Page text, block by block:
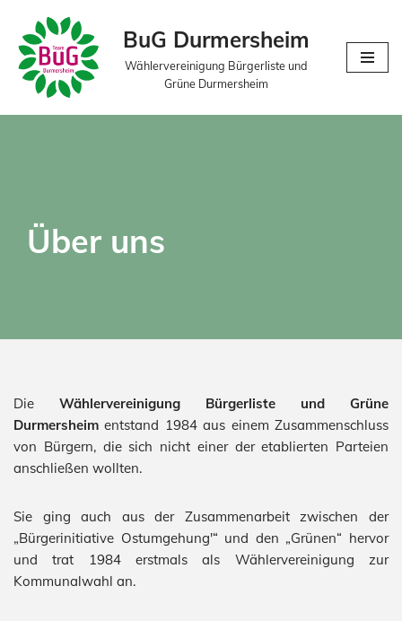
Zum
Inhalt
springen
BuG Durmersheim
Wählervereinigung Bürgerliste und
Grüne Durmersheim
Über uns
Die Wählervereinigung Bürgerliste und Grüne
Durmersheim entstand 1984 aus einem Zusammenschluss
von Bürgern, die sich nicht einer der etablierten Parteien
anschließen wollten.
Sie ging auch aus der Zusammenarbeit zwischen der
„Bürgerinitiative Ostumgehung'“ und den „Grünen“ hervor
und trat 1984 erstmals als Wählervereinigung zur
Kommunalwahl an.